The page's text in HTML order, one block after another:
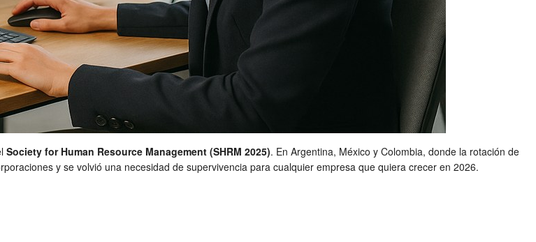
Society for Human Resource Management (SHRM 2025). En Argentina, México y Colombia, donde la rotación de
y se volvió una necesidad de supervivencia para cualquier empresa que quiera crecer en 2026.